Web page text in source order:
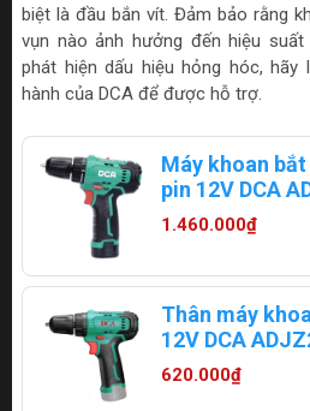
biệt là đầu bắn vít. Đảm bảo rằng
vụn nào ảnh hưởng đến hiệu
phát hiện dấu hiệu hỏng hóc,
hành của DCA để được hỗ trợ.
Máy khoan
pin 12V DCA
1.460.000₫
Thân máy
12V DCA
620.000₫